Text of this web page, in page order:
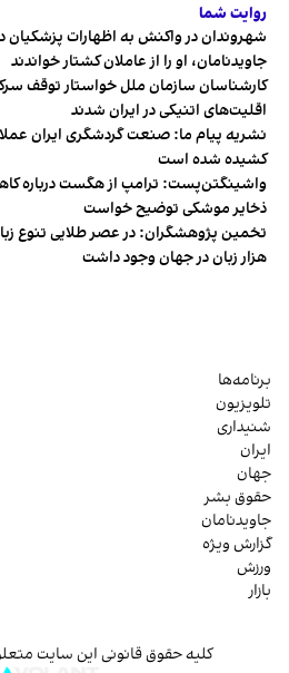
روایت شما
شهروندان در واکنش به اظهارات پزشکیان
جاویدنامان، او را از عاملان کشتار خواندند
کارشناسان سازمان ملل خواستار توقف
اقلیت‌های اتنیکی در ایران شدند
نشریه پیام ما: صنعت گردشگری ایران
کشیده شده است
واشینگتن‌پست: ترامپ از هگست درباره
ذخایر موشکی توضیح خواست
هزار زبان در جهان وجود داشت
برنامه‌ها
تلویزیون
شنیداری
ایران
جهان
حقوق بشر
جاویدنامان
گزارش ویژه
ورزش
بازار
کلیه حقوق قانونی این سایت